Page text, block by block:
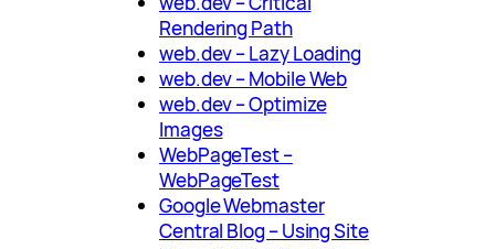
Rendering Path
web.dev – Lazy Loading
web.dev – Mobile Web
web.dev – Optimize
Images
WebPageTest –
WebPageTest
Google Webmaster
Central Blog – Using Site